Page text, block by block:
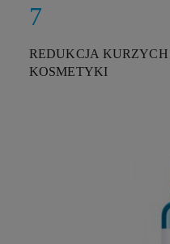
REDUKCJA
KOSMETYKI